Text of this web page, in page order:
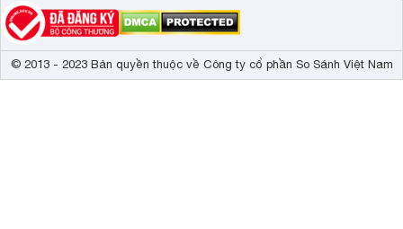
© 2013 - 2023 Bản quyền thuộc về Công ty cổ phần So Sánh Việt Nam